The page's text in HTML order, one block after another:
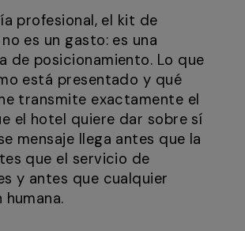
profesional, el kit de
es un gasto: es una
de posicionamiento. Lo que
está presentado y qué
transmite exactamente el
el hotel quiere dar sobre sí
mensaje llega antes que la
que el servicio de
y antes que cualquier